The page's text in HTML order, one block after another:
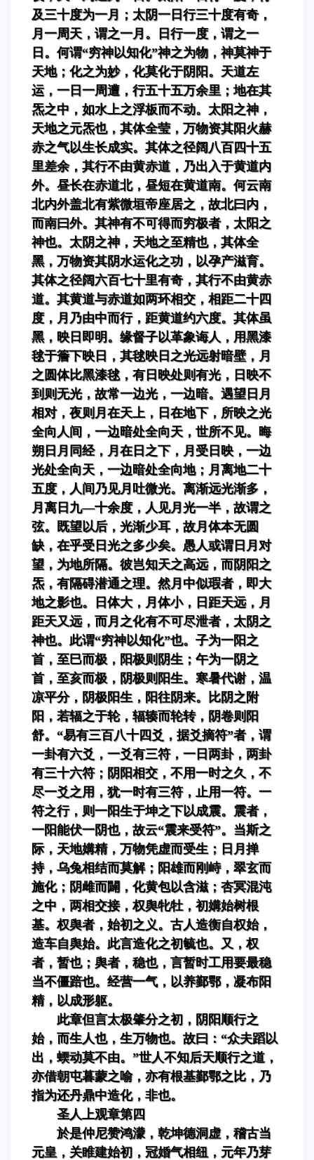
及三十度为一月；太阴一日行三十度有奇，
月一周天，谓之一月。日行一度，谓之一
日。何谓“穷神以知化”神之为物，神莫神于
天地；化之为妙，化莫化于阴阳。天道左
运，一日一周遭，行五十五万余里；地在其
炁之中，如水上之浮板而不动。太阳之神，
天地之元炁也，其体全莹，万物资其阳火赫
赤之气以生长成实。其体之径阔八百四十五
里差余，其行不由黄赤道，乃出入于黄道内
外。昼长在赤道北，昼短在黄道南。何云南
北内外盖北有紫微垣帝座居之，故北曰内，
而南曰外。其神有不可得而穷极者，太阳之
神也。太阴之神，天地之至精也，其体全
黑，万物资其阴水运化之功，以孕产滋育。
其体之径阔六百七十里有奇，其行不由黄赤
道。其黄道与赤道如两环相交，相距二十四
度，月乃由中而行，距黄道约六度。其体虽
黑，映日即明。缘督子以革象诲人，用黑漆
毬于簷下映日，其毬映日之光远射暗壁，月
之圆体比黑漆毬，有日映处则有光，日映不
到则无光，故常一边光，一边暗。遇望日月
相对，夜则月在天上，日在地下，所映之光
全向人间，一边暗处全向天，世所不见。晦
朔日月同经，月在日之下，月受日映，一边
光处全向天，一边暗处全向地；月离地二十
五度，人间乃见月吐微光。离渐远光渐多，
月离日九—十余度，人见月光一半，故谓之
弦。既望以后，光渐少耳，故月体本无圆
缺，在乎受日光之多少矣。愚人或谓日月对
望，为地所隔。彼岂知天之高远，而阴阳之
炁，有隔碍潜通之理。然月中似瑕者，即大
地之影也。日体大，月体小，日距天远，月
距天又远，而月之化有不可尽泄者，太阴之
神也。此谓“穷神以知化”也。子为一阳之
首，至巳而极，阳极则阴生；午为一阴之
首，至亥而极，阴极则阳生。寒暑代谢，温
凉平分，阴极阳生，阳往阴来。比阴之附
阳，若辐之于轮，辐辏而轮转，阴卷则阳
舒。“易有三百八十四爻，据爻摘符”者，谓
一卦有六爻，一爻有三符，一日两卦，两卦
有三十六符；阴阳相交，不用一时之久，不
尽一爻之用，犹一时有三符，止用一符。一
符之行，则一阳生于坤之下以成震。震者，
一阳能伏一阴也，故云“震来受符”。当斯之
际，天地媾精，万物凭虚而受生；日月掸
持，乌兔相结而莫解；阳雄而刚峙，翠玄而
施化；阴雌而闢，化黄包以含滋；杏冥混沌
之中，两相交接，权舆牝牡，初媾始树根
基。权舆者，始初之义。古人造衡自权始，
造车自舆始。此言造化之初毓也。又，权
者，暂也；舆者，稳也，言暂时工用要最稳
当不僵踣也。经营一气，以养鄞鄂，凝布阳
精，以成形躯。
此章但言太极肇分之初，阴阳顺行之
始，而生人也，生万物也。故曰：“众夫蹈以
出，蝡动莫不由。”世人不知后天顺行之道，
亦借朝屯暮蒙之喻，亦有根基鄞鄂之比，乃
指为还丹鼎中造化，非也。
圣人上观章第四
於是仲尼赞鸿濛，乾坤德洞虚，稽古当
元皇，关睢建始初，冠婚气相纽，元年乃芽